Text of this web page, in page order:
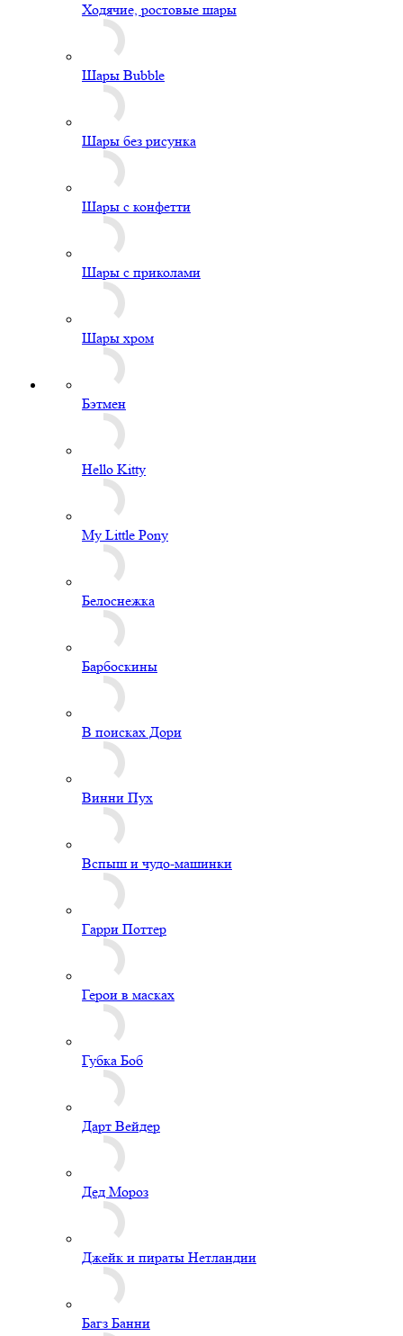
Ходячие, ростовые шары
Шары Bubble
Шары без рисунка
Шары с конфетти
Шары с приколами
Шары хром
Бэтмен
Hello Kitty
My Little Pony
Белоснежка
Барбоскины
В поисках Дори
Винни Пух
Вспыш и чудо-машинки
Гарри Поттер
Герои в масках
Губка Боб
Дарт Вейдер
Дед Мороз
Джейк и пираты Нетландии
Багз Банни